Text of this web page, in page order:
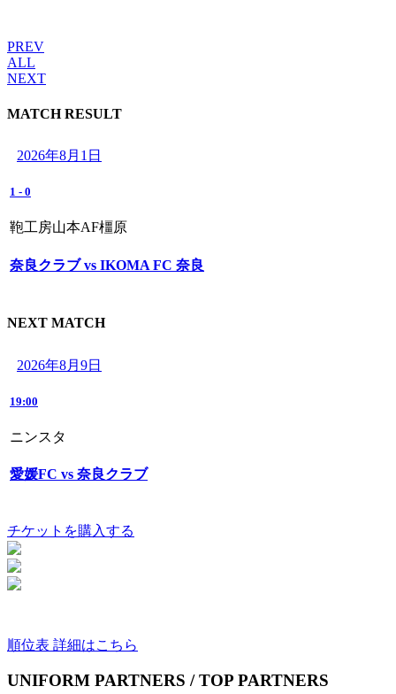
PREV
ALL
NEXT
MATCH RESULT
2026年8月1日
1 - 0
鞄工房山本AF橿原
奈良クラブ vs IKOMA FC 奈良
NEXT MATCH
2026年8月9日
19:00
ニンスタ
愛媛FC vs 奈良クラブ
チケットを購入する
順位表 詳細はこちら
UNIFORM PARTNERS / TOP PARTNERS